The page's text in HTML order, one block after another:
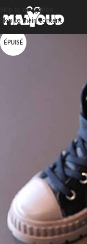
Skip to navigation
Skip to main content
ÉPUISÉ